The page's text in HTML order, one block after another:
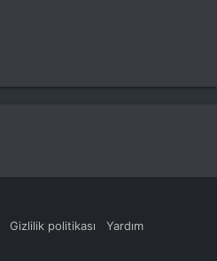
Gizlilik politikası
Yardım